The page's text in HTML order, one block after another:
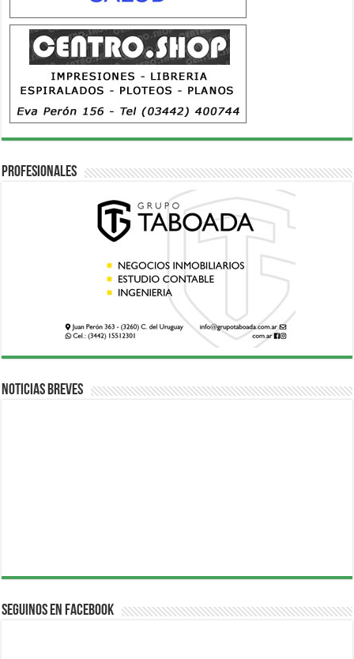
Profesionales
Noticias breves
Seguinos en Facebook